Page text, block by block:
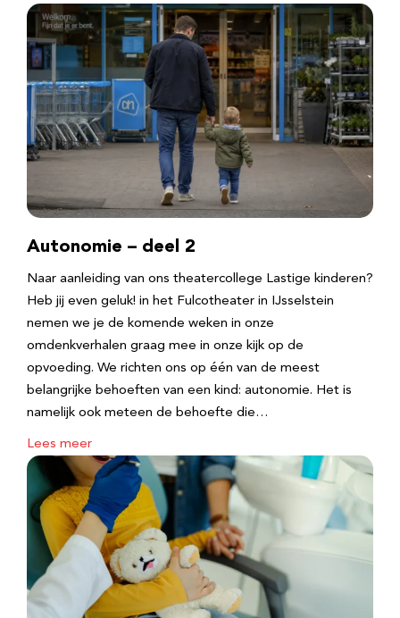
Autonomie – deel 2
Naar aanleiding van ons theatercollege Lastige kinderen?
Heb jij even geluk! in het Fulcotheater in IJsselstein
nemen we je de komende weken in onze
omdenkverhalen graag mee in onze kijk op de
opvoeding. We richten ons op één van de meest
belangrijke behoeften van een kind: autonomie. Het is
namelijk ook meteen de behoefte die…
Lees meer